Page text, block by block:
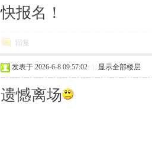
快报名！
回复
发表于 2026-6-8 09:57:02 显示全部楼层
遗憾离场